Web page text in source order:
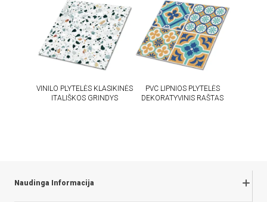
VINILO PLYTELĖS KLASIKINĖS
ITALIŠKOS GRINDYS
PVC LIPNIOS PLYTELĖS
DEKORATYVINIS RAŠTAS
Naudinga Informacija